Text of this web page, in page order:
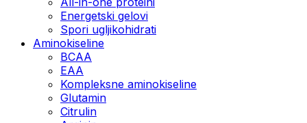
Energetski gelovi
Spori ugljikohidrati
Aminokiseline
BCAA
EAA
Kompleksne aminokiseline
Glutamin
Citrulin